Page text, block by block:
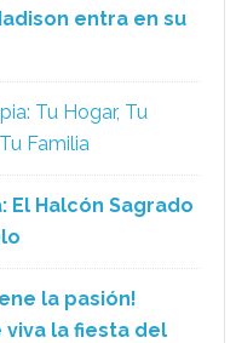
entra en su
Tu Hogar, Tu
Familia
El Halcón Sagrado
la pasión!
viva la fiesta del